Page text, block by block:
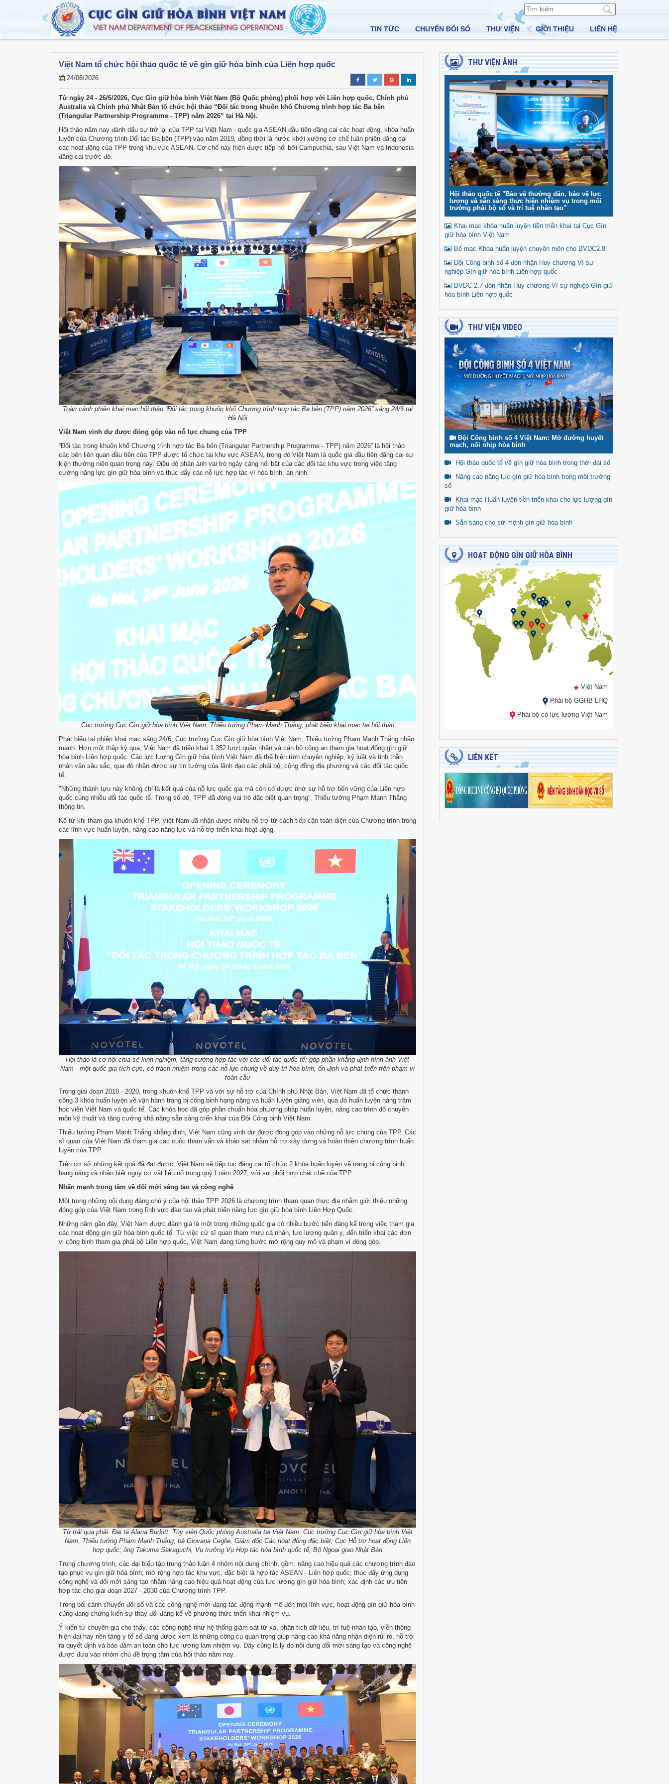
TIN TỨC CHUYỂN ĐỔI SỐ THƯ VIỆN GIỚI THIỆU LIÊN HỆ
Việt Nam tổ chức hội thảo quốc tế về gìn giữ hòa bình của Liên hợp quốc
24/06/2026
Từ ngày 24 - 26/6/2026, Cục Gìn giữ hòa bình Việt Nam (Bộ Quốc phòng) phối hợp với Liên hợp quốc, Chính phủ
Australia và Chính phủ Nhật Bản tổ chức hội thảo “Đối tác trong khuôn khổ Chương trình hợp tác Ba bên
(Triangular Partnership Programme - TPP) năm 2026” tại Hà Nội.
Hội thảo năm nay đánh dấu sự trở lại của TPP tại Việt Nam - quốc gia ASEAN đầu tiên đăng cai các hoạt động, khóa huấn
luyện của Chương trình Đối tác Ba bên (TPP) vào năm 2019, đồng thời là nước khởi xướng cơ chế luân phiên đăng cai
các hoạt động của TPP trong khu vực ASEAN. Cơ chế này hiện được tiếp nối bởi Campuchia, sau Việt Nam và Indonesia
đăng cai trước đó.
Toàn cảnh phiên khai mạc hội thảo “Đối tác trong khuôn khổ Chương trình hợp tác Ba bên (TPP) năm 2026” sáng 24/6 tại
Hà Nội
Việt Nam vinh dự được đóng góp vào nỗ lực chung của TPP
“Đối tác trong khuôn khổ Chương trình hợp tác Ba bên (Triangular Partnership Programme - TPP) năm 2026” là hội thảo
các bên liên quan đầu tiên của TPP được tổ chức tại khu vực ASEAN, trong đó Việt Nam là quốc gia đầu tiên đăng cai sự
kiện thường niên quan trọng này. Điều đó phản ánh vai trò ngày càng nổi bật của các đối tác khu vực trong việc tăng
cường năng lực gìn giữ hòa bình và thúc đẩy các nỗ lực hợp tác vì hòa bình, an ninh.
Cục trưởng Cục Gìn giữ hòa bình Việt Nam, Thiếu tướng Phạm Mạnh Thắng, phát biểu khai mạc tại hội thảo
Phát biểu tại phiên khai mạc sáng 24/6, Cục trưởng Cục Gìn giữ hòa bình Việt Nam, Thiếu tướng Phạm Mạnh Thắng nhấn
mạnh: Hơn một thập kỷ qua, Việt Nam đã triển khai 1.352 lượt quân nhân và cán bộ công an tham gia hoạt động gìn giữ
hòa bình Liên hợp quốc. Các lực lượng Gìn giữ hòa bình Việt Nam đã thể hiện tính chuyên nghiệp, kỷ luật và tinh thần
nhân văn sâu sắc, qua đó nhận được sự tin tưởng của lãnh đạo các phái bộ, cộng đồng địa phương và các đối tác quốc
tế.
"Những thành tựu này không chỉ là kết quả của nỗ lực quốc gia mà còn có được nhờ sự hỗ trợ bền vững của Liên hợp
quốc cùng nhiều đối tác quốc tế. Trong số đó, TPP đã đóng vai trò đặc biệt quan trọng”, Thiếu tướng Phạm Mạnh Thắng
thông tin.
Kể từ khi tham gia khuôn khổ TPP, Việt Nam đã nhận được nhiều hỗ trợ từ cách tiếp cận toàn diện của Chương trình trong
các lĩnh vực huấn luyện, nâng cao năng lực và hỗ trợ triển khai hoạt động.
Hội thảo là cơ hội chia sẻ kinh nghiệm, tăng cường hợp tác với các đối tác quốc tế; góp phần khẳng định hình ảnh Việt
Nam - một quốc gia tích cực, có trách nhiệm trong các nỗ lực chung về duy trì hòa bình, ổn định và phát triển trên phạm vi
toàn cầu
Trong giai đoạn 2018 - 2020, trong khuôn khổ TPP và với sự hỗ trợ của Chính phủ Nhật Bản, Việt Nam đã tổ chức thành
công 3 khóa huấn luyện về vận hành trang bị công binh hạng nặng và huấn luyện giảng viên, qua đó huấn luyện hàng trăm
học viên Việt Nam và quốc tế. Các khóa học đã góp phần chuẩn hóa phương pháp huấn luyện, nâng cao trình độ chuyên
môn kỹ thuật và tăng cường khả năng sẵn sàng triển khai của Đội Công binh Việt Nam.
Thiếu tướng Phạm Mạnh Thắng khẳng định, Việt Nam cũng vinh dự được đóng góp vào những nỗ lực chung của TPP. Các
sĩ quan của Việt Nam đã tham gia các cuộc tham vấn và khảo sát nhằm hỗ trợ xây dựng và hoàn thiện chương trình huấn
luyện của TPP.
Trên cơ sở những kết quả đã đạt được, Việt Nam sẽ tiếp tục đăng cai tổ chức 2 khóa huấn luyện về trang bị công binh
hạng nặng và nhận biết nguy cơ vật liệu nổ trong quý I năm 2027, với sự phối hợp chặt chẽ của TPP...
Nhấn mạnh trọng tâm về đổi mới sáng tạo và công nghệ
Một trong những nội dung đáng chú ý của hội thảo TPP 2026 là chương trình tham quan thực địa nhằm giới thiệu những
đóng góp của Việt Nam trong lĩnh vực đào tạo và phát triển năng lực gìn giữ hòa bình Liên Hợp Quốc.
Những năm gần đây, Việt Nam được đánh giá là một trong những quốc gia có nhiều bước tiến đáng kể trong việc tham gia
các hoạt động gìn giữ hòa bình quốc tế. Từ việc cử sĩ quan tham mưu cá nhân, lực lượng quân y, đến triển khai các đơn
vị công binh tham gia phái bộ Liên hợp quốc, Việt Nam đang từng bước mở rộng quy mô và phạm vi đóng góp.
Từ trái qua phải: Đại tá Alana Burkitt, Tùy viên Quốc phòng Australia tại Việt Nam; Cục trưởng Cục Gìn giữ hòa bình Việt
Nam, Thiếu tướng Phạm Mạnh Thắng; bà Giovana Ceglie, Giám đốc Các hoạt động đặc biệt, Cục Hỗ trợ hoạt động Liên
hợp quốc; ông Takuma Sakaguchi, Vụ trưởng Vụ Hợp tác hòa bình quốc tế, Bộ Ngoại giao Nhật Bản
Trong chương trình, các đại biểu tập trung thảo luận 4 nhóm nội dung chính, gồm: nâng cao hiệu quả các chương trình đào
tạo phục vụ gìn giữ hòa bình; mở rộng hợp tác khu vực, đặc biệt là hợp tác ASEAN - Liên hợp quốc; thúc đẩy ứng dụng
công nghệ và đổi mới sáng tạo nhằm nâng cao hiệu quả hoạt động của lực lượng gìn giữ hòa bình; xác định các ưu tiên
hợp tác cho giai đoạn 2027 - 2030 của Chương trình TPP.
Trong bối cảnh chuyển đổi số và các công nghệ mới đang tác động mạnh mẽ đến mọi lĩnh vực, hoạt động gìn giữ hòa bình
cũng đang chứng kiến sự thay đổi đáng kể về phương thức triển khai nhiệm vụ.
Ý kiến từ chuyên gia cho thấy, các công nghệ như hệ thống giám sát từ xa, phân tích dữ liệu, trí tuệ nhân tạo, viễn thông
hiện đại hay nền tảng y tế số đang được xem là những công cụ quan trọng giúp nâng cao khả năng nhận diện rủi ro, hỗ trợ
ra quyết định và bảo đảm an toàn cho lực lượng làm nhiệm vụ. Đây cũng là lý do nội dung đổi mới sáng tạo và công nghệ
được đưa vào nhóm chủ đề trọng tâm của hội thảo năm nay.
THƯ VIỆN ẢNH
Hội thảo quốc tế "Bảo vệ thường dân, bảo vệ lực
lượng và sẵn sàng thực hiện nhiệm vụ trong môi
trường phái bộ số và trí tuệ nhân tạo”
Khai mạc khóa huấn luyện tiền triển khai tại Cục Gìn
giữ hòa bình Việt Nam
Bế mạc Khóa huấn luyện chuyên môn cho BVDC2.8
Đội Công binh số 4 đón nhận Huy chương Vì sự
nghiệp Gìn giữ hòa bình Liên hợp quốc
BVDC 2.7 đón nhận Huy chương Vì sự nghiệp Gìn giữ
hòa bình Liên hợp quốc
THƯ VIỆN VIDEO
Đội Công binh số 4 Việt Nam: Mở đường huyết
mạch, nối nhịp hòa bình
Hội thảo quốc tế về gìn giữ hòa bình trong thời đại số
Nâng cao năng lực gìn giữ hòa bình trong môi trường
số
Khai mạc Huấn luyện tiền triển khai cho lực lượng gìn
giữ hòa bình
Sẵn sàng cho sứ mệnh gìn giữ hòa bình
HOẠT ĐỘNG GÌN GIỮ HÒA BÌNH
Việt Nam
Phái bộ GGHB LHQ
Phái bộ có lực lượng Việt Nam
LIÊN KẾT